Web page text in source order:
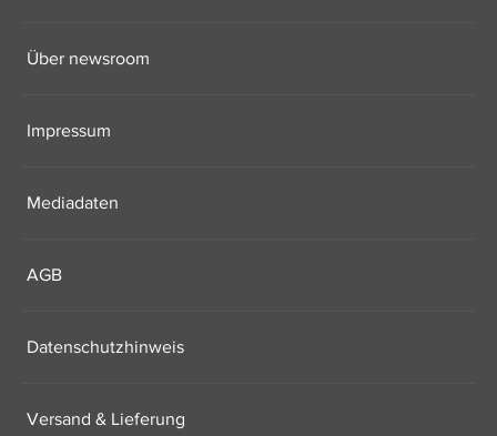
Über newsroom
Impressum
Mediadaten
AGB
Datenschutzhinweis
Versand & Lieferung